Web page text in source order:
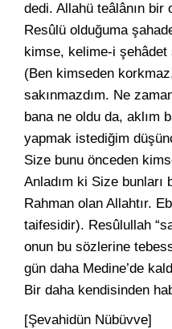
dedi. Allahü teâlânın bir
Resûlü olduğuma
kimse, kelime-i
(Ben kimseden
sakınmazdım. Ne
bana ne oldu da, aklım
yapmak istediğim
Size bunu önceden
Anladım ki Size
Rahman olan Allahtır.
taifesidir). Resûlullah
onun bu sözlerine
gün daha Medine’de
Bir daha kendisinden
[Şevahidün Nübüvve]